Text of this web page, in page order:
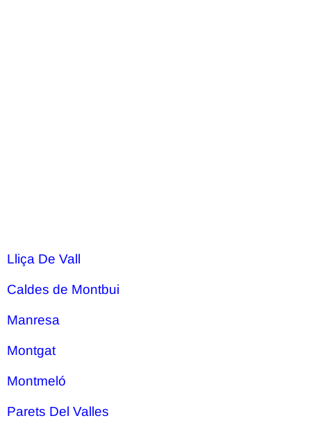
Lliça De Vall
Caldes de Montbui
Manresa
Montgat
Montmeló
Parets Del Valles